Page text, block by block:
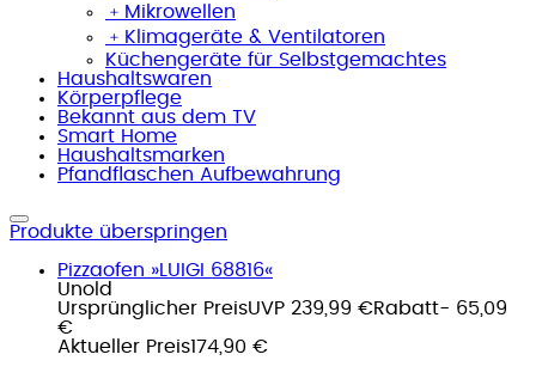
﹢ Mikrowellen
﹢ Klimageräte & Ventilatoren
Küchengeräte für Selbstgemachtes
Haushaltswaren
Körperpflege
Bekannt aus dem TV
Smart Home
Haushaltsmarken
Pfandflaschen Aufbewahrung
Produkte überspringen
Pizzaofen »LUIGI 68816«
Unold
Ursprünglicher PreisUVP 239,99 €Rabatt- 65,09
€
Aktueller Preis174,90 €